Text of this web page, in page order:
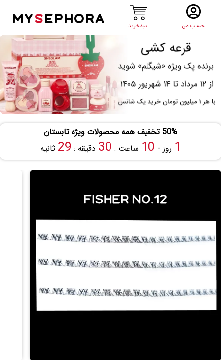
حساب من سبدخرید
MYSEPHORA
50% تخفیف همه محصولات ویژه تابستان
1 روز - 10 ساعت : 30 دقیقه : 29 ثانیه